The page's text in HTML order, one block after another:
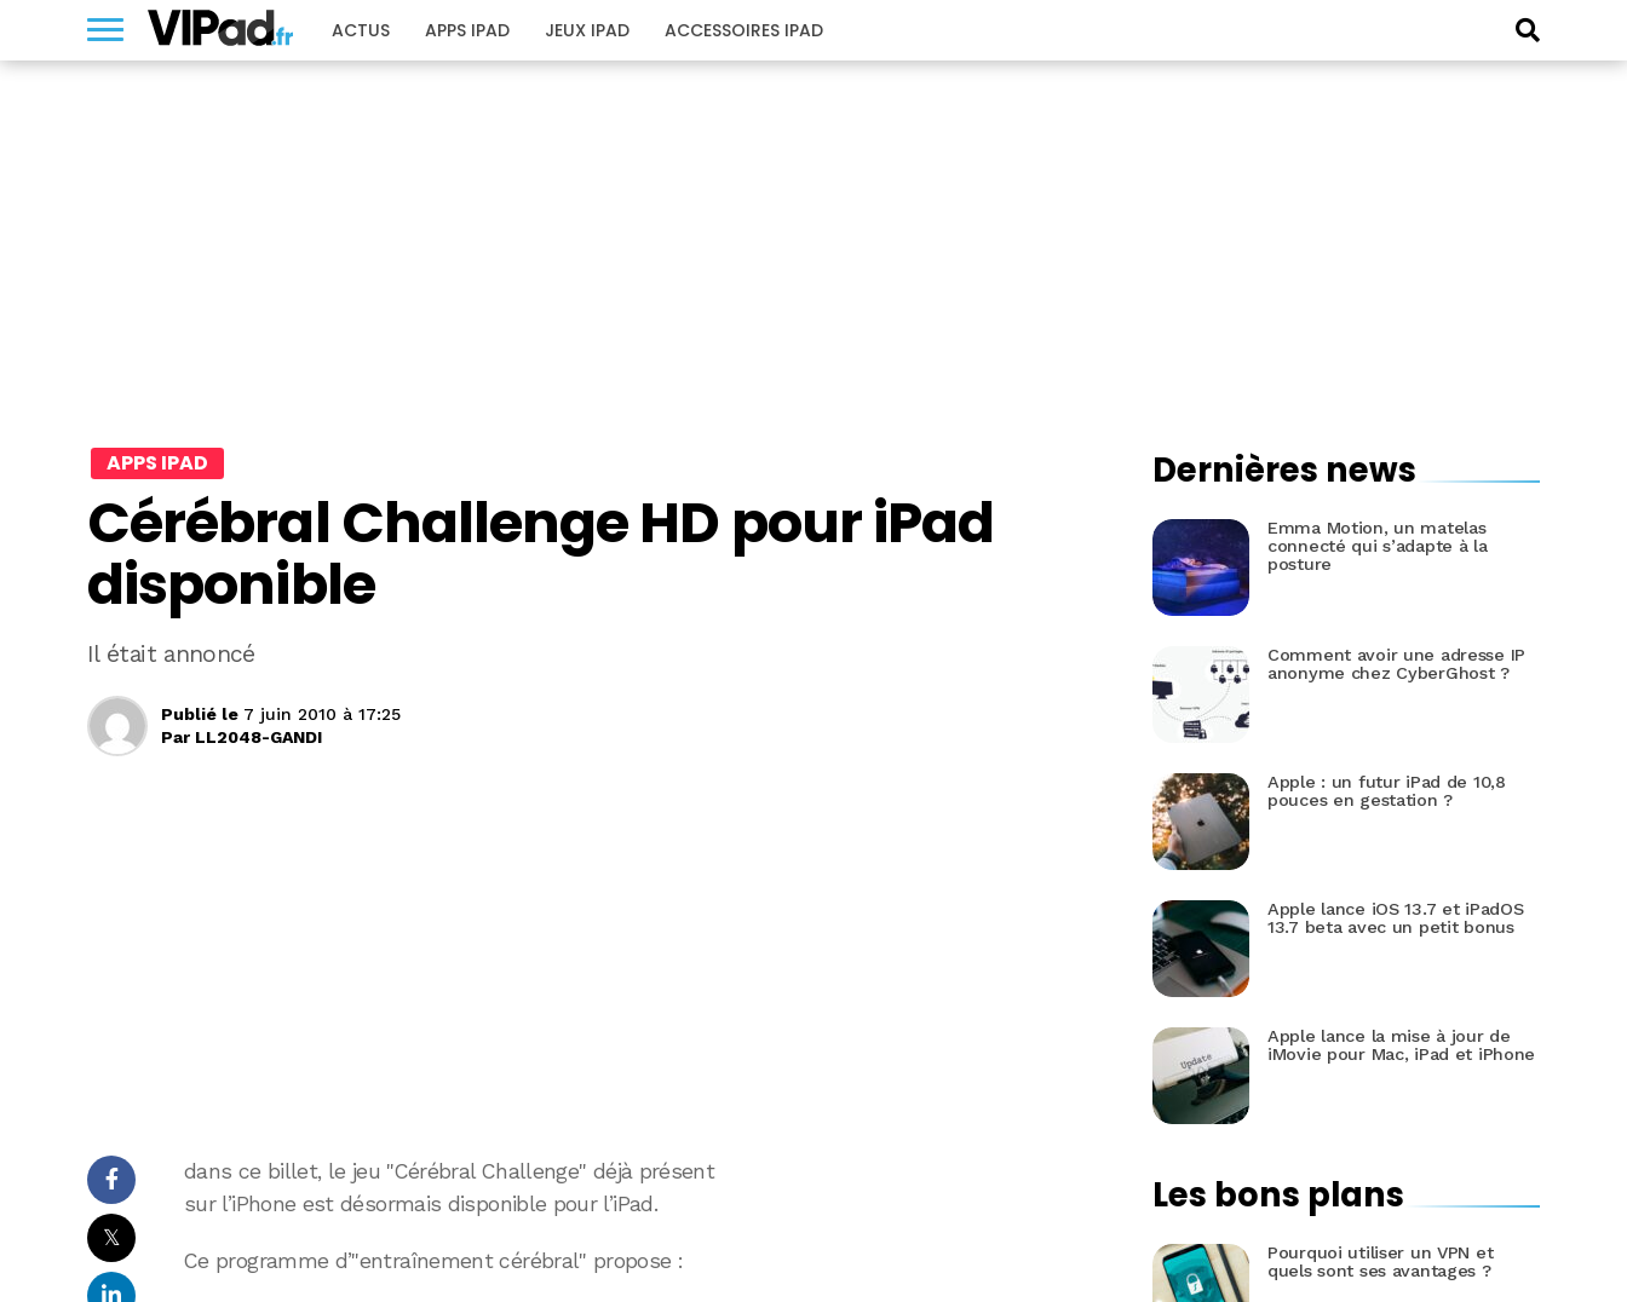
ACTUS APPS IPAD JEUX IPAD ACCESSOIRES IPAD
APPS IPAD
Cérébral Challenge HD pour iPad
disponible
Il était annoncé
Publié le 7 juin 2010 à 17:25
Par LL2048-GANDI
𝕏
dans ce billet, le jeu "Cérébral Challenge" déjà présent
sur l’iPhone est désormais disponible pour l’iPad.
Ce programme d’"entraînement cérébral" propose :
Dernières news
Emma Motion, un matelas
connecté qui s’adapte à la
posture
Comment avoir une adresse IP
anonyme chez CyberGhost ?
Apple : un futur iPad de 10,8
pouces en gestation ?
Apple lance iOS 13.7 et iPadOS
13.7 beta avec un petit bonus
Apple lance la mise à jour de
iMovie pour Mac, iPad et iPhone
Les bons plans
Pourquoi utiliser un VPN et
quels sont ses avantages ?